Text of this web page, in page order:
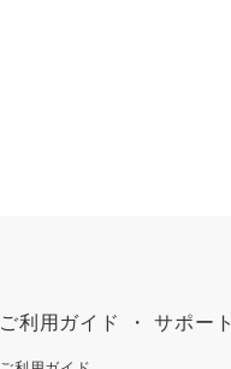
ご利用ガイド ・ サポート